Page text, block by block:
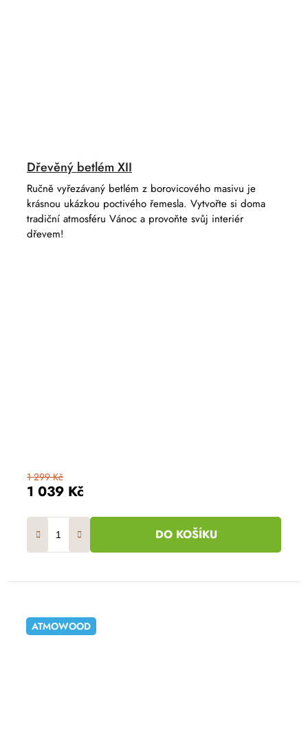
Dřevěný betlém XII
1 039 Kč
1 299 Kč
DO KOŠÍKU
Ručně vyřezávaný betlém z borovicového masivu je
krásnou ukázkou poctivého řemesla. Vytvořte si doma
tradiční atmosféru Vánoc a provoňte svůj interiér
dřevem!
ATMOWOOD